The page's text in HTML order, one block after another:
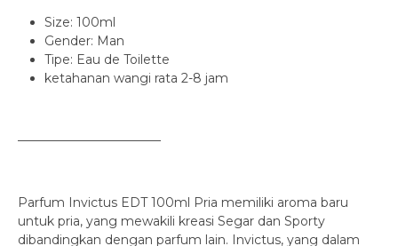
Size: 100ml
Gender: Man
Tipe: Eau de Toilette
ketahanan wangi rata 2-8 jam
———————————–
Parfum Invictus EDT 100ml Pria memiliki aroma baru
untuk pria, yang mewakili kreasi Segar dan Sporty
dibandingkan dengan parfum lain. Invictus, yang dalam